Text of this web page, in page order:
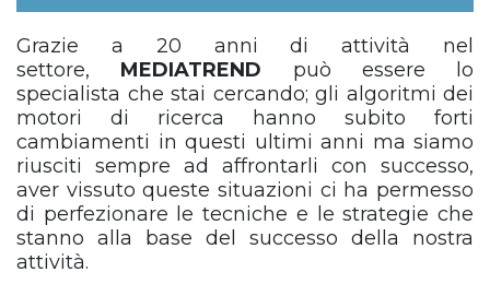
Grazie a 20 anni di attività nel
settore, MEDIATREND può essere lo
specialista che stai cercando; gli algoritmi dei
motori di ricerca hanno subito forti
cambiamenti in questi ultimi anni ma siamo
riusciti sempre ad affrontarli con successo,
aver vissuto queste situazioni ci ha permesso
di perfezionare le tecniche e le strategie che
stanno alla base del successo della nostra
attività.